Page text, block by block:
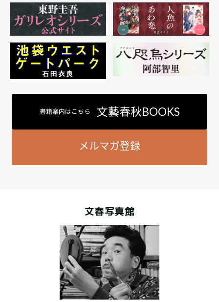
書籍案内はこちら 文藝春秋BOOKS
メルマガ登録
文春写真館